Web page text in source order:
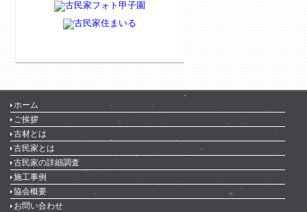
ホーム
ご挨拶
古材とは
古民家とは
古民家の詳細調査
施工事例
協会概要
お問い合わせ